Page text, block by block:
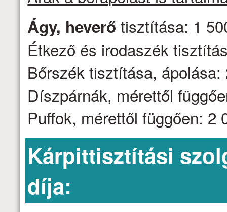
Ágy, heverő tisztítása: 1
Étkező és irodaszék
Bőrszék tisztítása,
Díszpárnák, mérettől
Puffok, mérettől függően: 2
Kárpittisztítási
díja: